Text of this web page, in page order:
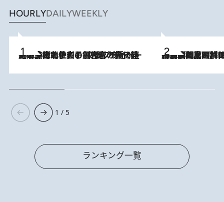
HOURLYDAILYWEEKLY
2026.8.3
《「文士の子ども被害者の会」発足！》阿川佐和子（72）が語る遠藤周作に北杜夫、劇作家・矢代静一の子どもたちの“文豪プライベート事件簿” 2026.8.8
「最後に見られてよかった」上野動物園の東園パンダ舎が解体前に特別公開。8月16日まで延長されたパネル展と共に辿る“半世紀”のパンダ飼育《解体工事の図面あり》
1 / 5
ランキング一覧